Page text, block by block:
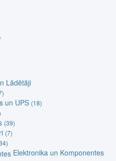
Lādētāji
un UPS (18)
(39)
(7)
Elektronika un Komponentes